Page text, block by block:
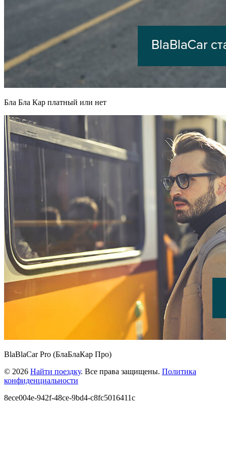
Бла Бла Кар платный или нет
BlaBlaCar Pro (БлаБлаКар Про)
© 2026 Найти поездку. Все права защищены. Политика
конфиденциальности
8ece004e-942f-48ce-9bd4-c8fc5016411c